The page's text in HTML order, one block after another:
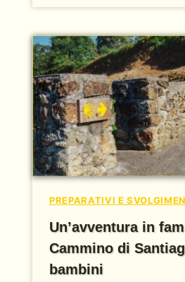
DI
IN
TENDA:
PRO,
CONTRO
E
CONSIGLI
PREPARATIVI E
Un’avventura in
Cammino di
bambini